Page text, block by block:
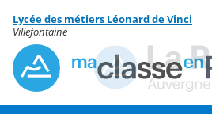
Menu de la rubrique
Contenu
Lycée des métiers Léonard de Vinci
Villefontaine